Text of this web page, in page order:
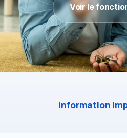
Voir le
Information